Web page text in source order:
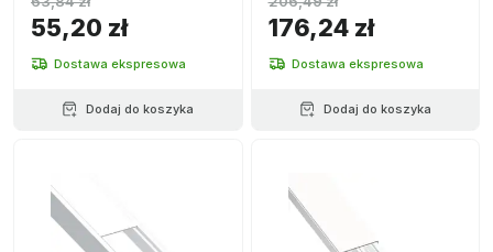
55,20 zł
Dostawa ekspresowa
Dodaj do koszyka
176,24 zł
Dostawa ekspresowa
Dodaj do koszyka